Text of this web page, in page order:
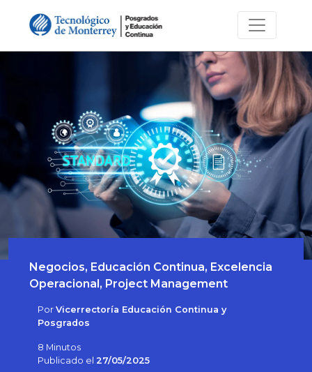
Negocios, Educación Continua, Excelencia
Operacional, Project Management
Por Vicerrectoría Educación Continua y
Posgrados
8 Minutos
Publicado el 27/05/2025